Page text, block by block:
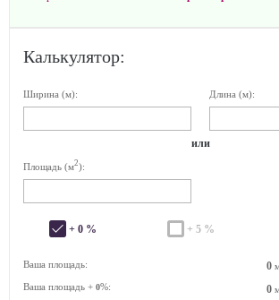
Калькулятор:
Ширина (м): Длина (м):
или
Площадь (м2):
+ 0 % + 5 %
Ваша площадь: 0
Ваша площадь + 0%: 0